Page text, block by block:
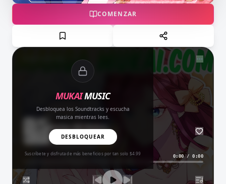
COMENZAR
MUKAIMUSIC
Desbloquea los Soundtracks y escucha
masica mientras lees.
DESBLOQUEAR
Suscríbete y disfruta de más beneficios por tan solo $4.99
Amor del Bueno
BALADA
0:00/0:00